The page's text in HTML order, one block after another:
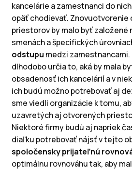
kancelárie a zamestnanci do
opäť chodievať. Znovuotvorenie
priestorov by malo byť založené
smenách a špecifických
odstupu medzi zamestnancami.
dlhodobo určia to, aká by mala
obsadenosť ich kancelárií a v
ich budú možno potrebovať aj
sme viedli organizácie k tomu,
uzavretých aj otvorených
Niektoré firmy budú aj napriek
diaľku potrebovať nájsť v tejto
spoločensky prijateľnú
optimálnu rovnováhu tak, aby